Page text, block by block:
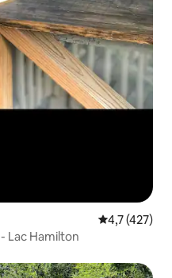
Évaluation
4,7 (427)
Lac Hamilton